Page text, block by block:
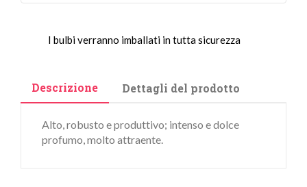
I bulbi verranno imballati in tutta sicurezza
Descrizione Dettagli del prodotto
Alto, robusto e produttivo; intenso e dolce
profumo, molto attraente.